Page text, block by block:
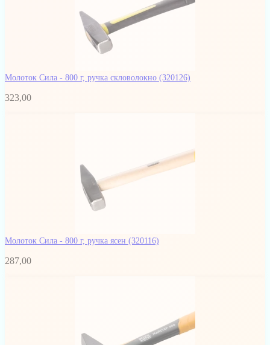
Молоток Сила - 800 г, ручка скловолокно (320126)
323,00
Молоток Сила - 800 г, ручка ясен (320116)
287,00